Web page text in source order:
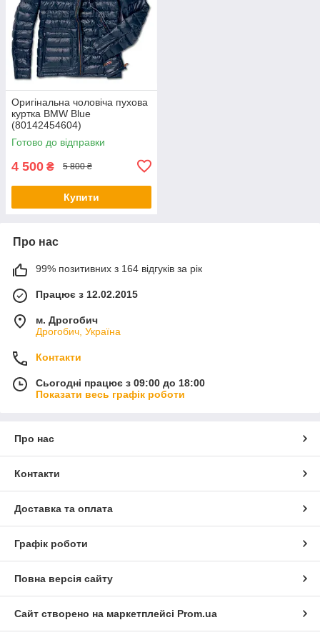
Оригінальна чоловіча пухова
куртка BMW Blue
(80142454604)
Готово до відправки
4 500 ₴ 5 800 ₴
Купити
Про нас
99% позитивних з 164 відгуків за рік
Працює з 12.02.2015
м. Дрогобич
Дрогобич, Україна
Контакти
Сьогодні працює з 09:00 до 18:00
Показати весь графік роботи
Про нас
Контакти
Доставка та оплата
Графік роботи
Повна версія сайту
Сайт створено на маркетплейсі Prom.ua